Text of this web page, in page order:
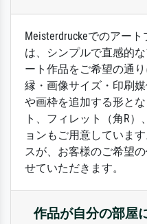
Meisterdruckeでのアー
は、シンプルで直感的
ート作品をご希望の通
縁・画像サイズ・印刷
や画枠を追加する形と
ト、フィレット（角R
ョンもご用意していま
スが、お客様のご希望
せていただきます。
作品が自分の部屋